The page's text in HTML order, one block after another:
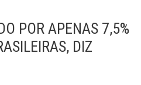
POR APENAS 7,5%
DIZ